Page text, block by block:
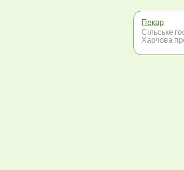
Пекар
Сільське
Харчова